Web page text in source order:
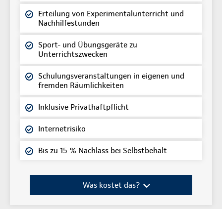
Erteilung von Experimentalunterricht und
Nachhilfestunden
Sport- und Übungsgeräte zu
Unterrichtszwecken
Schulungsveranstaltungen in eigenen und
fremden Räumlichkeiten
Inklusive Privathaftpflicht
Internetrisiko
Bis zu 15 % Nachlass bei Selbstbehalt
Was kostet das?